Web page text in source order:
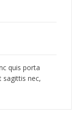
quis porta
sagittis nec,